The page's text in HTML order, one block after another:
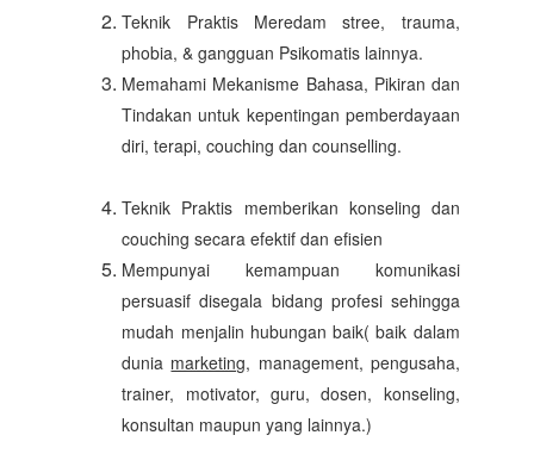
Teknik Praktis Meredam stree, trauma,
phobia, & gangguan Psikomatis lainnya.
Memahami Mekanisme Bahasa, Pikiran dan
Tindakan untuk kepentingan pemberdayaan
diri, terapi, couching dan counselling.
Teknik Praktis memberikan konseling dan
couching secara efektif dan efisien
Mempunyai kemampuan komunikasi
persuasif disegala bidang profesi sehingga
mudah menjalin hubungan baik( baik dalam
dunia marketing, management, pengusaha,
trainer, motivator, guru, dosen, konseling,
konsultan maupun yang lainnya.)